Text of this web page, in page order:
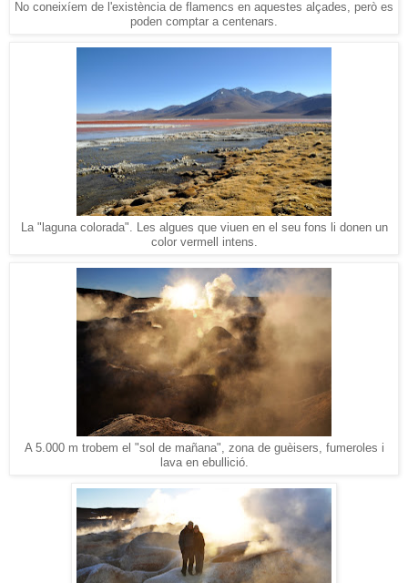
No coneixíem de l'existència de flamencs en aquestes alçades, però es
poden comptar a centenars.
La "laguna colorada". Les algues que viuen en el seu fons li donen un
color vermell intens.
A 5.000 m trobem el "sol de mañana", zona de guèisers, fumeroles i
lava en ebullició.